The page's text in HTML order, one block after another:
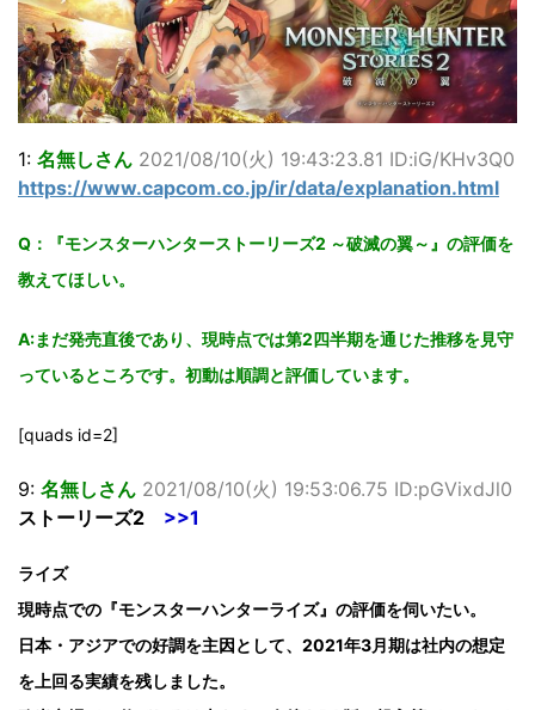
1: 名無しさん 2021/08/10(火) 19:43:23.81 ID:iG/KHv3Q0
https://www.capcom.co.jp/ir/data/explanation.html
Q：『モンスターハンターストーリーズ2 ～破滅の翼～』の評価を
教えてほしい。
A:まだ発売直後であり、現時点では第2四半期を通じた推移を見守
っているところです。初動は順調と評価しています。
[quads id=2]
9: 名無しさん 2021/08/10(火) 19:53:06.75 ID:pGVixdJl0
ストーリーズ2 >>1
ライズ
現時点での『モンスターハンターライズ』の評価を伺いたい。
日本・アジアでの好調を主因として、2021年3月期は社内の想定
を上回る実績を残しました。